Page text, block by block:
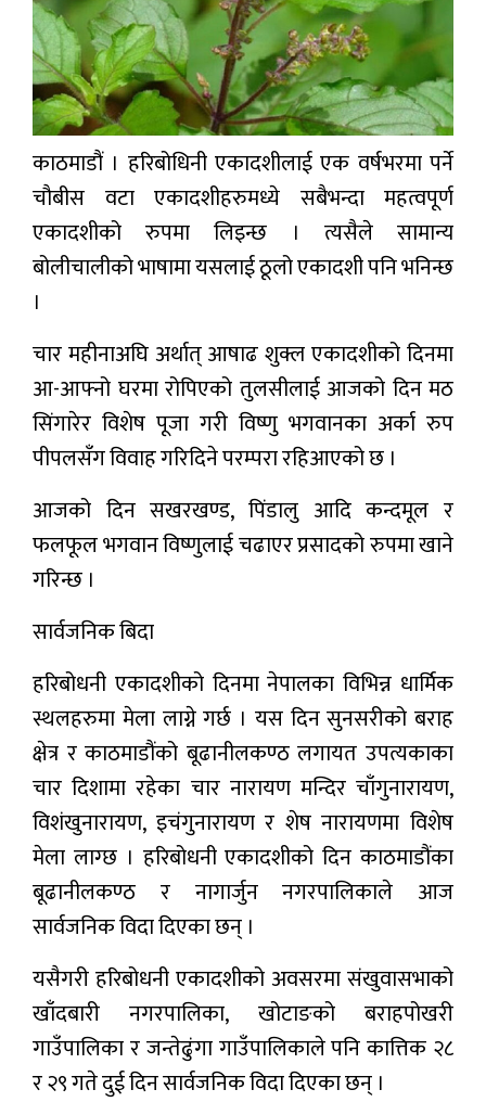
देश
स्वास्थ्य
जापान
English
काठमाडौं । हरिबोधिनी एकादशीलाई एक वर्षभरमा पर्ने
चौबीस वटा एकादशीहरुमध्ये सबैभन्दा महत्वपूर्ण
एकादशीको रुपमा लिइन्छ । त्यसैले सामान्य
बोलीचालीको भाषामा यसलाई ठूलो एकादशी पनि भनिन्छ
।
चार महीनाअघि अर्थात् आषाढ शुक्ल एकादशीको दिनमा
आ-आफ्नो घरमा रोपिएको तुलसीलाई आजको दिन मठ
सिंगारेर विशेष पूजा गरी विष्णु भगवानका अर्का रुप
पीपलसँग विवाह गरिदिने परम्परा रहिआएको छ ।
आजको दिन सखरखण्ड, पिंडालु आदि कन्दमूल र
फलफूल भगवान विष्णुलाई चढाएर प्रसादको रुपमा खाने
गरिन्छ ।
सार्वजनिक बिदा
हरिबोधनी एकादशीको दिनमा नेपालका विभिन्न धार्मिक
स्थलहरुमा मेला लाग्ने गर्छ । यस दिन सुनसरीको बराह
क्षेत्र र काठमाडौंको बूढानीलकण्ठ लगायत उपत्यकाका
चार दिशामा रहेका चार नारायण मन्दिर चाँगुनारायण,
विशंखुनारायण, इचंगुनारायण र शेष नारायणमा विशेष
मेला लाग्छ । हरिबोधनी एकादशीको दिन काठमाडौंका
बूढानीलकण्ठ र नागार्जुन नगरपालिकाले आज
सार्वजनिक विदा दिएका छन् ।
यसैगरी हरिबोधनी एकादशीको अवसरमा संखुवासभाको
खाँदबारी नगरपालिका, खोटाङको बराहपोखरी
गाउँपालिका र जन्तेढुंगा गाउँपालिकाले पनि कात्तिक २८
र २९ गते दुई दिन सार्वजनिक विदा दिएका छन् ।